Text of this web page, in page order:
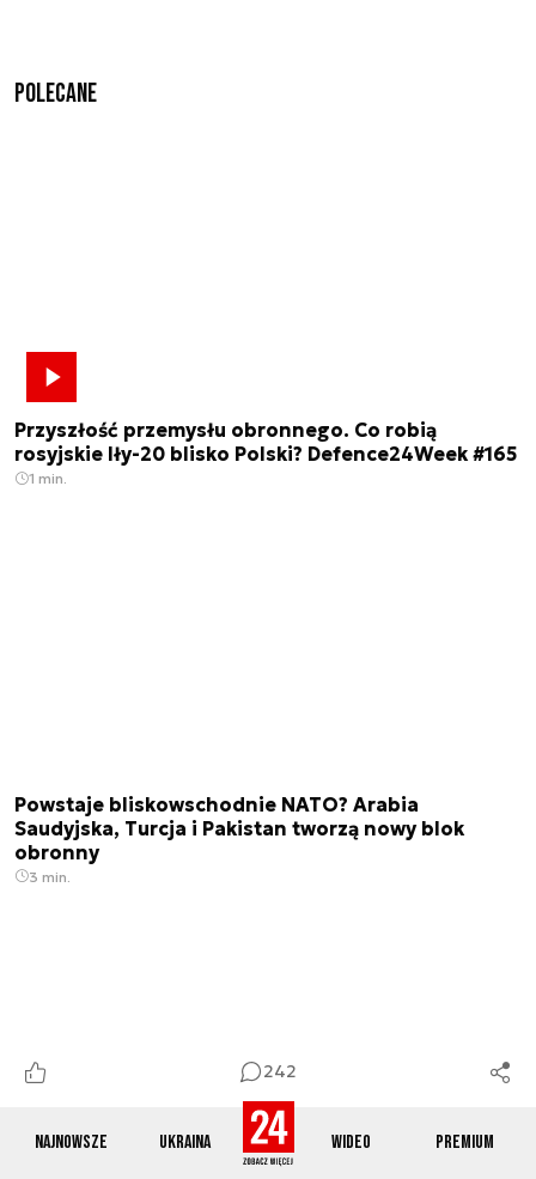
Najnowsze Ukraina Wideo Premium
242
Polecane
Przyszłość przemysłu obronnego. Co robią
rosyjskie Iły-20 blisko Polski? Defence24Week #165
1 min.
Powstaje bliskowschodnie NATO? Arabia
Saudyjska, Turcja i Pakistan tworzą nowy blok
obronny
3 min.